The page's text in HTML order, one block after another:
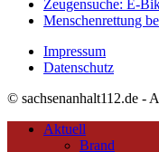
Zeugensuche: E-
Menschenrettung
Impressum
Datenschutz
© sachsenanhalt112.de -
Aktuell
Brand